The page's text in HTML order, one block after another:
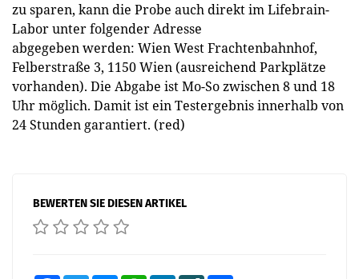
zu sparen, kann die Probe auch direkt im Lifebrain-
Labor unter folgender Adresse
abgegeben werden: Wien West Frachtenbahnhof,
Felberstraße 3, 1150 Wien (ausreichend Parkplätze
vorhanden). Die Abgabe ist Mo-So zwischen 8 und 18
Uhr möglich. Damit ist ein Testergebnis innerhalb von
24 Stunden garantiert. (red)
BEWERTEN SIE DIESEN ARTIKEL